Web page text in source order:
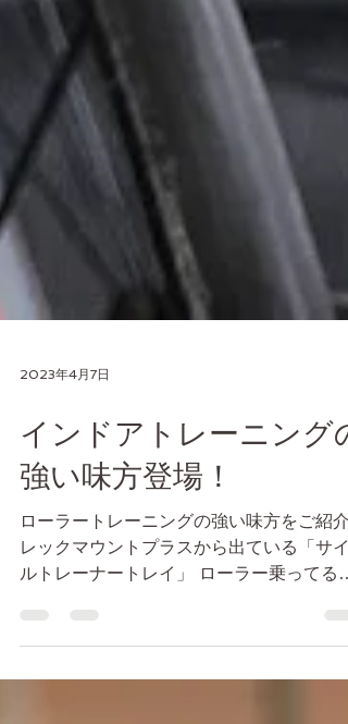
インドアトレーニングの
強い味方登場！
ローラートレーニングの強い味方をご紹介
レックマウントプラスから出ている「サイ
って携帯とか扇風機のリモコンとか 小物を
置いておく場所って困りますよね？ 小さな
台とか用意したりもしたこともあります